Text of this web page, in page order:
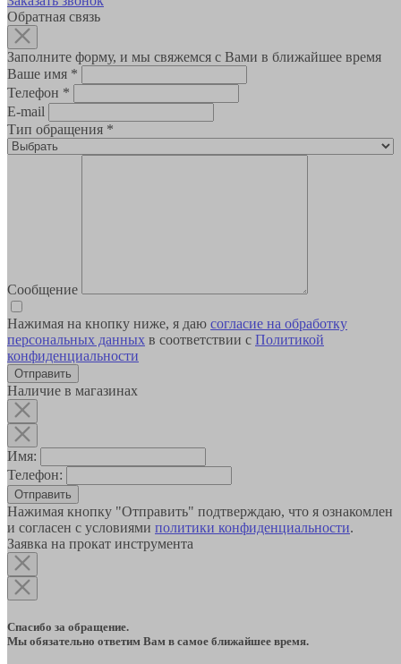
Обратная связь
Заполните форму, и мы свяжемся с Вами в ближайшее время
Ваше имя *
Телефон *
E-mail
Тип обращения *
Сообщение
Нажимая на кнопку ниже, я даю согласие на обработку
персональных данных в соответствии с Политикой
конфиденциальности
Наличие в магазинах
Имя:
Телефон:
Отправить
Нажимая кнопку "Отправить" подтверждаю, что я ознакомлен
и согласен с условиями политики конфиденциальности.
Заявка на прокат инструмента
Спасибо за обращение.
Мы обязательно ответим Вам в самое ближайшее время.